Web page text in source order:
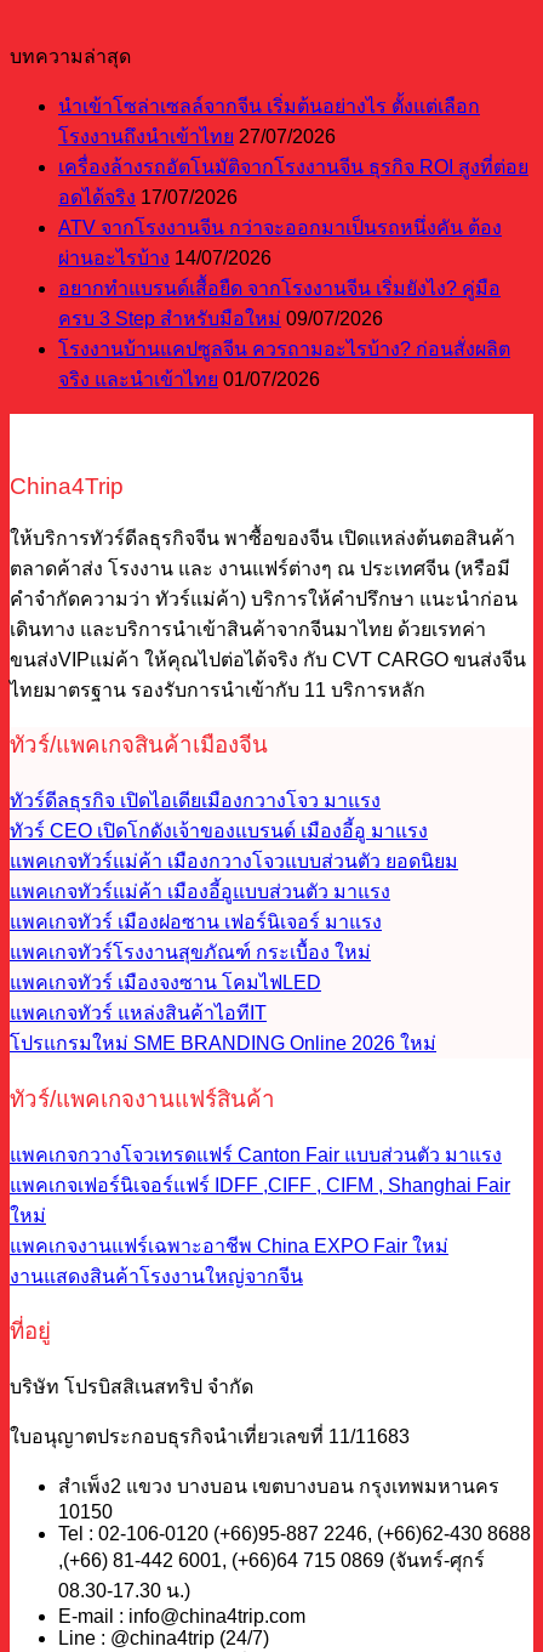
บทความล่าสุด
นำเข้าโซล่าเซลล์จากจีน เริ่มต้นอย่างไร ตั้งแต่เลือก
โรงงานถึงนำเข้าไทย 27/07/2026
เครื่องล้างรถอัตโนมัติจากโรงงานจีน ธุรกิจ ROI สูงที่ต่อย
อดได้จริง 17/07/2026
ATV จากโรงงานจีน กว่าจะออกมาเป็นรถหนึ่งคัน ต้อง
ผ่านอะไรบ้าง 14/07/2026
อยากทำแบรนด์เสื้อยืด จากโรงงานจีน เริ่มยังไง? คู่มือ
ครบ 3 Step สำหรับมือใหม่ 09/07/2026
โรงงานบ้านแคปซูลจีน ควรถามอะไรบ้าง? ก่อนสั่งผลิต
จริง และนำเข้าไทย 01/07/2026
China4Trip
ให้บริการทัวร์ดีลธุรกิจจีน พาซื้อของจีน เปิดแหล่งต้นตอสินค้า
ตลาดค้าส่ง โรงงาน และ งานแฟร์ต่างๆ ณ ประเทศจีน (หรือมี
คำจำกัดความว่า ทัวร์แม่ค้า) บริการให้คำปรึกษา แนะนำก่อน
เดินทาง และบริการนำเข้าสินค้าจากจีนมาไทย ด้วยเรทค่า
ขนส่งVIPแม่ค้า ให้คุณไปต่อได้จริง กับ CVT CARGO ขนส่งจีน
ไทยมาตรฐาน รองรับการนำเข้ากับ 11 บริการหลัก
ทัวร์/แพคเกจสินค้าเมืองจีน
ทัวร์ดีลธุรกิจ เปิดไอเดียเมืองกวางโจว
ทัวร์ CEO เปิดโกดังเจ้าของแบรนด์ เมืองอี้อู
แพคเกจทัวร์แม่ค้า เมืองกวางโจวแบบส่วนตัว
แพคเกจทัวร์แม่ค้า เมืองอี้อูแบบส่วนตัว
แพคเกจทัวร์ เมืองฝอซาน เฟอร์นิเจอร์
แพคเกจทัวร์โรงงานสุขภัณฑ์ กระเบื้อง
แพคเกจทัวร์ เมืองจงซาน โคมไฟLED
แพคเกจทัวร์ แหล่งสินค้าไอทีIT
โปรแกรมใหม่ SME BRANDING Online 2026
ทัวร์/แพคเกจงานแฟร์สินค้า
แพคเกจกวางโจวเทรดแฟร์ Canton Fair แบบส่วนตัว
แพคเกจเฟอร์นิเจอร์แฟร์ IDFF ,CIFF , CIFM , Shanghai Fair
แพคเกจงานแฟร์เฉพาะอาชีพ China EXPO Fair
งานแสดงสินค้าโรงงานใหญ่จากจีน
ที่อยู่
บริษัท โปรบิสสิเนสทริป จำกัด
ใบอนุญาตประกอบธุรกิจนำเที่ยวเลขที่ 11/11683
สำเพ็ง2 แขวง บางบอน เขตบางบอน กรุงเทพมหานคร
10150
Tel : 02-106-0120 (+66)95-887 2246, (+66)62-430 8688
,(+66) 81-442 6001, (+66)64 715 0869 (จันทร์-ศุกร์
08.30-17.30 น.)
E-mail : info@china4trip.com
Line : @china4trip (24/7)